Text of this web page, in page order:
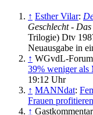
↑ Esther Vilar:
Geschlecht -
Trilogie) Dtv
Neuausgabe in
↑ WGvdL-
39% weniger als
19:12 Uhr
↑ MANNdat:
Frauen profitieren
↑